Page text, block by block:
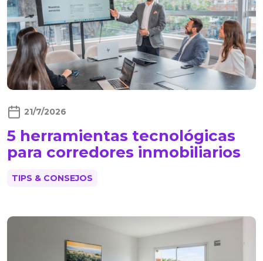
21/7/2026
5 herramientas tecnológicas
para corredores inmobiliarios
TIPS & CONSEJOS